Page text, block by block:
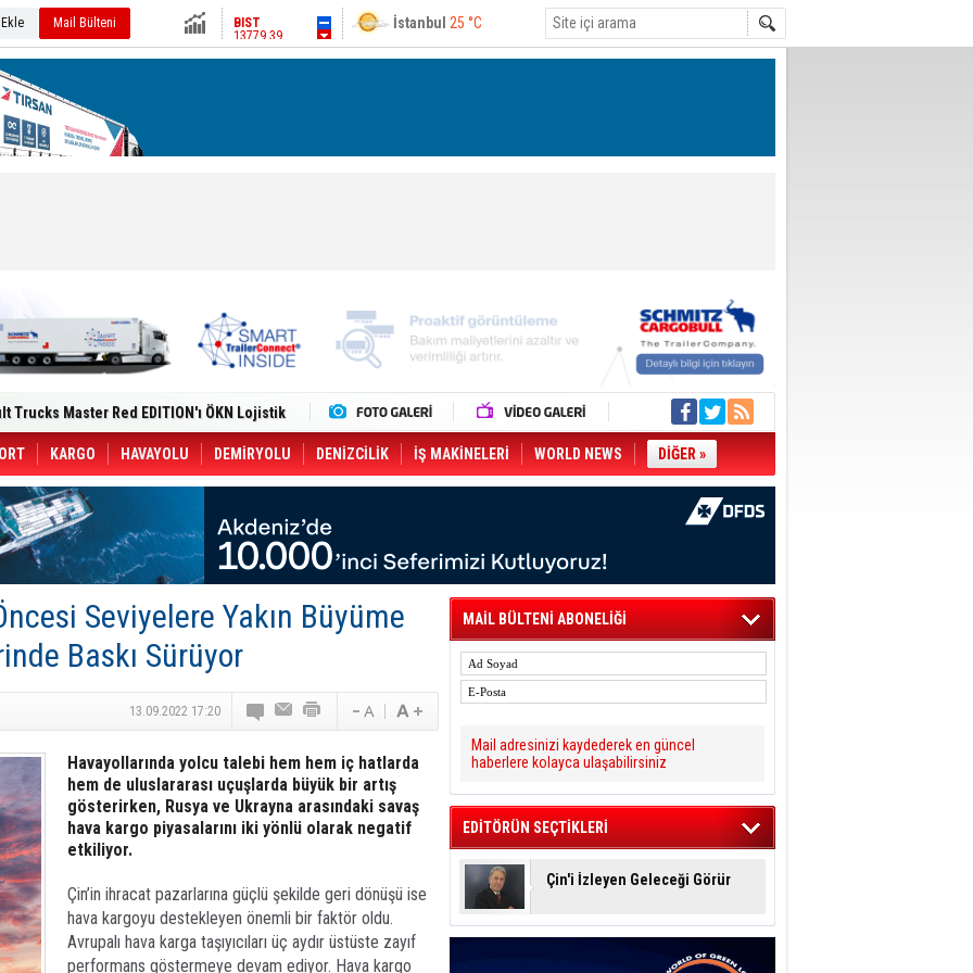
Mail Bülteni
Altın6666.49 Ankara28 °C
Yeni Tesisiyle Küresel Büyümesini
Dron Saldırısı: 3 Mürettebatın
CCO'su Oldu
49 Destinasyonda İndirimli Taşıma
Kargo Haziran 2026 Döneminde %8.5
Dergi)
Dijitalleştiriyor
in June, Up 8.5%
ile Güçlendirdi
Saadia Zahidi Getirildi. IATA Tarihinde İlk
Zahidi as Director General
Ankara ile Hizmet Ağını Güçlendirdi
KARGO HAVAYOLU DEMİRYOLU DENİZCİLİK İŞ MAKİNELERİ WORLD NEWS DİĞER »
Seviyelere Yakın Büyüme
Baskı Sürüyor
13.09.2022 17:20
Havayollarında yolcu talebi hem hem iç hatlarda
hem de uluslararası uçuşlarda büyük bir artış
gösterirken, Rusya ve Ukrayna arasındaki savaş
hava kargo piyasalarını iki yönlü olarak negatif
etkiliyor.
Çin’in ihracat pazarlarına güçlü şekilde geri dönüşü ise
hava kargoyu destekleyen önemli bir faktör oldu.
Avrupalı hava karga taşıyıcıları üç aydır üstüste zayıf
performans göstermeye devam ediyor. Hava kargo
MAİL BÜLTENİ ABONELİĞİ
Mail adresinizi kaydederek en güncel
haberlere kolayca ulaşabilirsiniz
EDİTÖRÜN SEÇTİKLERİ
Çin'i İzleyen Geleceği Görür